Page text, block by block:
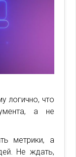
логично, что
а не
метрики, а
Не ждать,